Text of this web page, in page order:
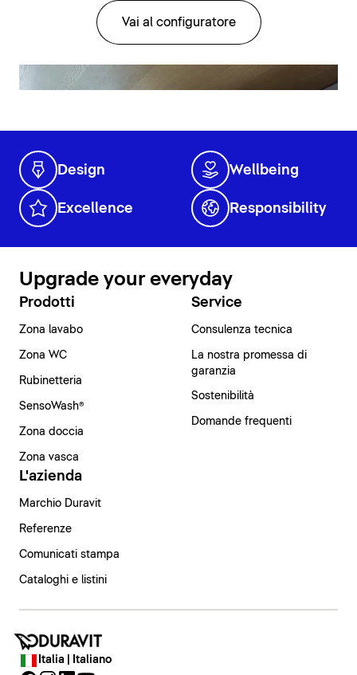
Vai al configuratore
Design Wellbeing
Excellence Responsibility
Upgrade your everyday
Prodotti
Zona lavabo
Zona WC
Rubinetteria
SensoWash®
Zona doccia
Zona vasca
Service
Consulenza tecnica
La nostra promessa di
garanzia
Sostenibilità
Domande frequenti
L'azienda
Marchio Duravit
Referenze
Comunicati stampa
Cataloghi e listini
Italia | Italiano